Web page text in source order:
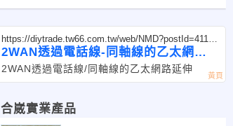
https://diytrade.tw66.com.tw/web/NMD?postId=41187
5
2WAN透過電話線-同軸線的乙太網路
延伸
2WAN透過電話線/同軸線的乙太網路延伸
合崴實業產品